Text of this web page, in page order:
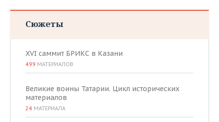
Сюжеты
XVI саммит БРИКС в Казани
499 МАТЕРИАЛОВ
Великие воины Татарии. Цикл исторических
материалов
24 МАТЕРИАЛА